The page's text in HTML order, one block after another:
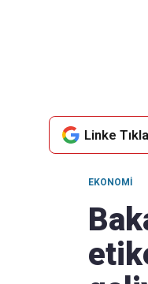
Linke
EKONOMI